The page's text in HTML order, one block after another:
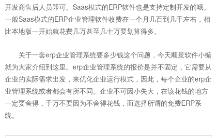
开发商售后人员即可。Saas模式的ERP软件也是支持定制开发的哦。
一般Saas模式的ERP企业管理软件收费在一个月几百到几千左右，相
比本地版一开始就花费几万甚至几十万要划算得多。
关于一套erp企业管理系统要多少钱这个问题，今天顺景软件小编
就为大家介绍到这里。erp企业管理系统的报价是并不固定，它需要从
企业的实际需求出发，来优化企业运行模式，因此，每个企业的erp企
业管理系统或者都会有所不同。企业不可因小失大，在该花钱的地方
一定要舍得，千万不要因为不舍得花钱，而选择所谓的免费ERP系
统。